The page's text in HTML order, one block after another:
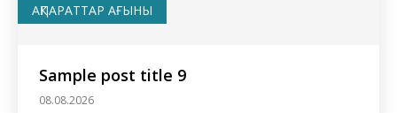
АҚПАРАТТАР АҒЫНЫ
Sample post title 9
08.08.2026